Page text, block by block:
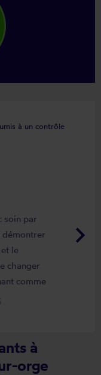
à un contrôle
keyboard_arrow_right
soin par
démontrer
le
changer
comme
et
à
orge